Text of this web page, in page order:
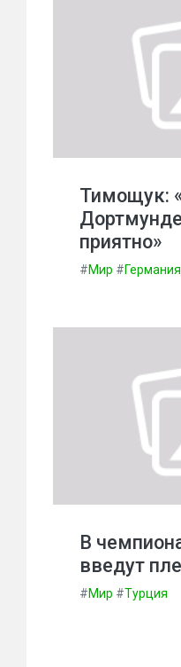
Тимощук:
приятно»
#Мир #Германия
В
введут
#Мир #Турция